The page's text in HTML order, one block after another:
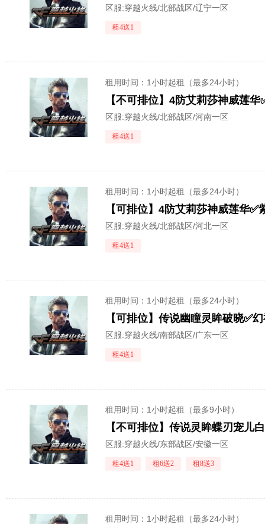
区服:穿越火线/北部战区/辽宁一区
租4送1
租用时间 ：1小时起租（最多24小时）
区服:穿越火线/北部战区/河南一区
租4送1
租用时间 ：1小时起租（最多24小时）
区服:穿越火线/北部战区/河北一区
租4送1
租用时间 ：1小时起租（最多24小时）
区服:穿越火线/南部战区/广东一区
租4送1
租用时间 ：1小时起租（最多9小时）
区服:穿越火线/东部战区/安徽一区
租4送1 租6送2 租8送3
租用时间 ：1小时起租（最多24小时）